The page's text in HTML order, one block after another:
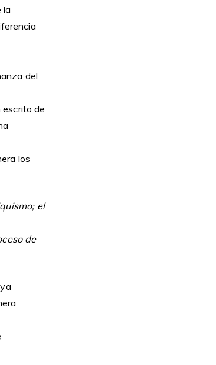
la
del
de
los
el
de